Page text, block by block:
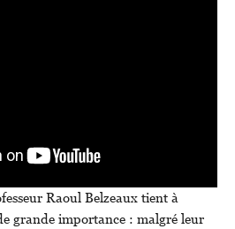
Raoul Belzeaux tient à
grande importance : malgré leur